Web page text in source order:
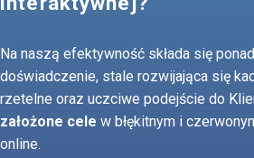
Na naszą efektywność składa się
doświadczenie, stale rozwijająca się
rzetelne oraz uczciwe podejście do
założone cele w błękitnym i
online.